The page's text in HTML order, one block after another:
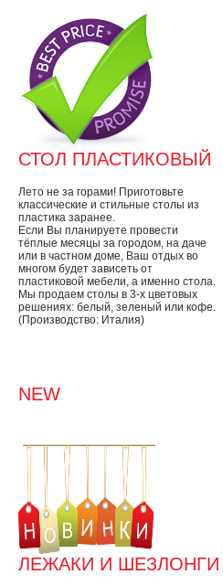
СТОЛ ПЛАСТИКОВЫЙ
Лето не за горами! Приготовьте
классические и стильные столы из
пластика заранее.
Если Вы планируете провести
тёплые месяцы за городом, на даче
или в частном доме, Ваш отдых во
многом будет зависеть от
пластиковой мебели, а именно стола.
Мы продаем столы в 3-х цветовых
решениях: белый, зеленый или кофе.
(Производство: Италия)
NEW
ЛЕЖАКИ И ШЕЗЛОНГИ